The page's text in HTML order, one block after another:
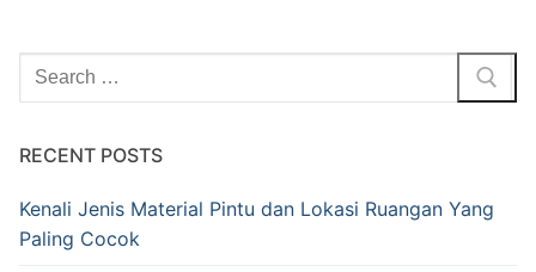
RECENT POSTS
Kenali Jenis Material Pintu dan Lokasi Ruangan Yang
Paling Cocok